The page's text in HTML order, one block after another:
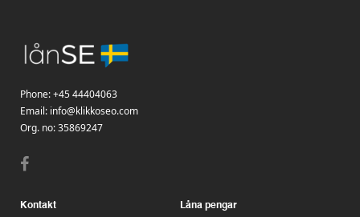
Phone:+45 44404063
Email: info@klikkoseo.com
Org. no: 35869247
Kontakt Låna pengar